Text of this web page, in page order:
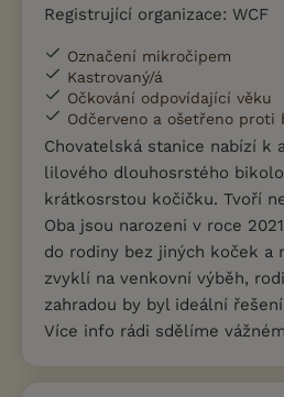
Registrující organizace: WCF
Označení mikročipem
Kastrovaný/á
Očkování odpovídající věku
Odčerveno a ošetřeno proti
Chovatelská stanice nabízí k
lilového dlouhosrstého
krátkosrstou kočičku. Tvoří
Oba jsou narozeni v roce
do rodiny bez jiných koček a
zvyklí na venkovní výběh,
zahradou by byl ideální
Více info rádi sdělíme